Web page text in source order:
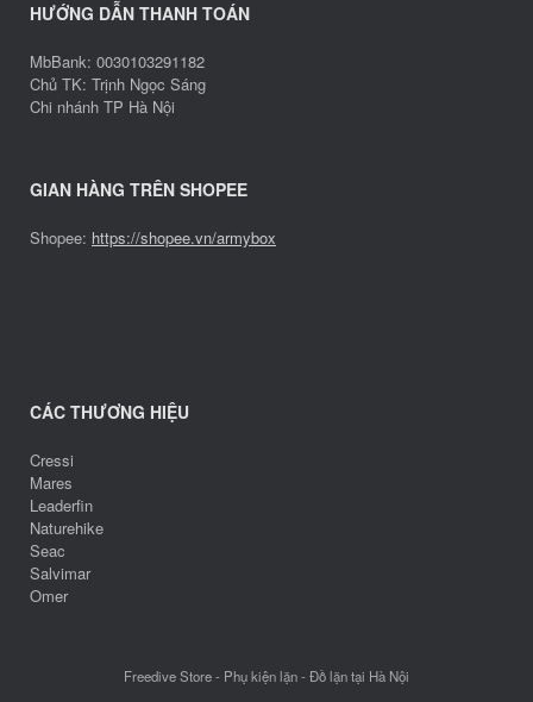
HƯỚNG DẪN THANH TOÁN
MbBank: 0030103291182
Chủ TK: Trịnh Ngọc Sáng
Chi nhánh TP Hà Nội
GIAN HÀNG TRÊN SHOPEE
Shopee: https://shopee.vn/armybox
CÁC THƯƠNG HIỆU
Cressi
Mares
Leaderfin
Naturehike
Seac
Salvimar
Omer
Freedive Store - Phụ kiện lặn - Đồ lặn tại Hà Nội